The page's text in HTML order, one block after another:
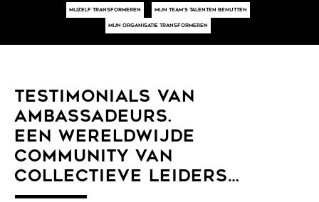
MIJZELF TRANSFORMEREN MIJN TEAM'S TALENTEN BENUTTEN
MIJN ORGANISATIE TRANSFORMEREN
TESTIMONIALS VAN
AMBASSADEURS.
EEN WERELDWIJDE
COMMUNITY VAN
COLLECTIEVE LEIDERS…